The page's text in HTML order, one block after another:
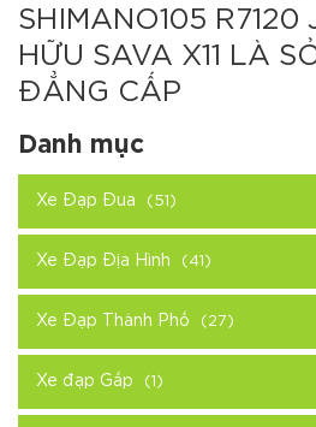
SHIMANO105 R7120
HỮU SAVA X11 LÀ
ĐẲNG CẤP
Danh mục
Xe Đạp Đua (51)
Xe Đạp Địa Hình (41)
Xe Đạp Thành Phố (27)
Xe đạp Gấp (1)